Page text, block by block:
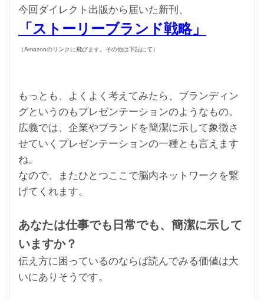
今回ダイレクト出版から届いた新刊、
「ストーリーブランド戦略」
（Amazonのリンクに飛びます。その他は下記にて）
もっとも、よくよく考えてみたら、ブランディン
グというのもプレゼンテーションのようなもの。
広義では、企業やブランドを簡潔に示して象徴さ
せていくプレゼンテーションの一種とも言えます
ね。
なので、またひとつここで脳内ネットワークを繋
げてくれます。
あなたは仕事でも日常でも、簡潔に示して
いますか？
伝え方に困っているのならば読んでみる価値は大
いにありそうです。